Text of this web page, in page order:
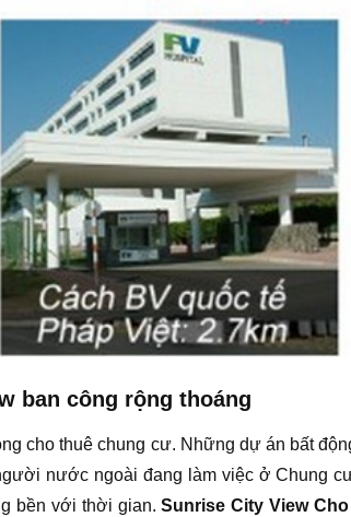
ban công rộng thoáng
cho thuê chung cư. Những dự án bất
nước ngoài đang làm việc ở Chung
bền với thời gian.Sunrise City View